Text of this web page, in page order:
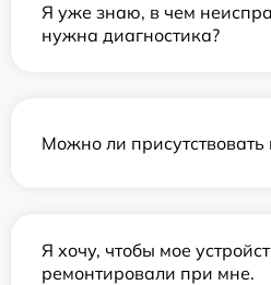
Я уже знаю, в чем
нужна диагностика?
Можно ли присутствовать
Я хочу, чтобы мое
ремонтировали при мне.